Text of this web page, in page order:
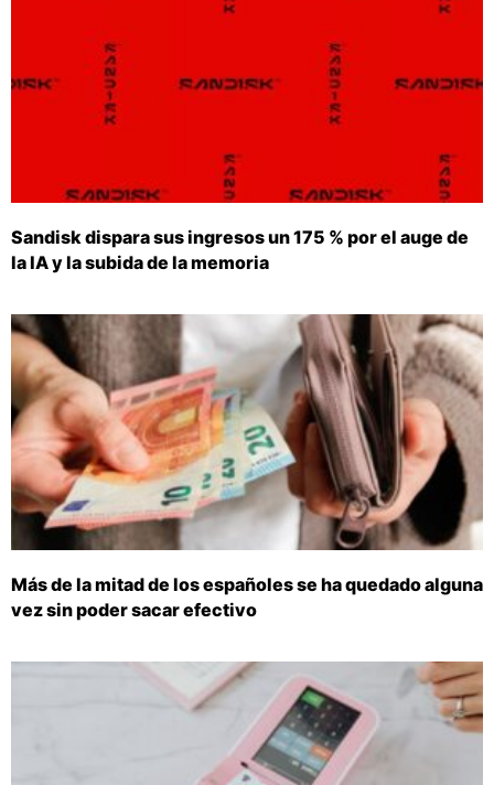
Sandisk dispara sus ingresos un 175 % por el auge de
la IA y la subida de la memoria
Más de la mitad de los españoles se ha quedado alguna
vez sin poder sacar efectivo